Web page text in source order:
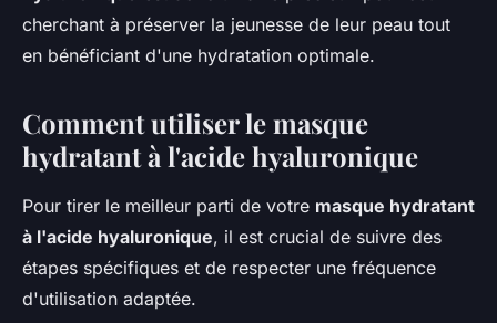
cherchant à préserver la jeunesse de leur peau tout
en bénéficiant d'une hydratation optimale.
Comment utiliser le masque
hydratant à l'acide hyaluronique
Pour tirer le meilleur parti de votre masque hydratant
à l'acide hyaluronique, il est crucial de suivre des
étapes spécifiques et de respecter une fréquence
d'utilisation adaptée.